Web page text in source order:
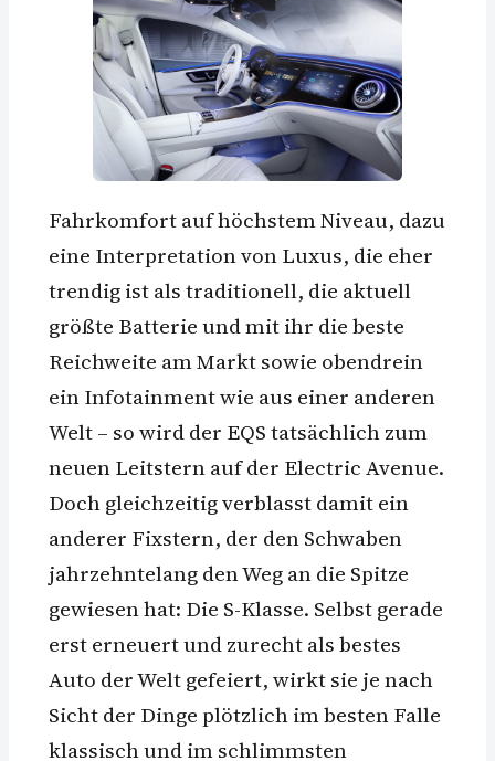
Fahrkomfort auf höchstem Niveau, dazu
eine Interpretation von Luxus, die eher
trendig ist als traditionell, die aktuell
größte Batterie und mit ihr die beste
Reichweite am Markt sowie obendrein
ein Infotainment wie aus einer anderen
Welt – so wird der EQS tatsächlich zum
neuen Leitstern auf der Electric Avenue.
Doch gleichzeitig verblasst damit ein
anderer Fixstern, der den Schwaben
jahrzehntelang den Weg an die Spitze
gewiesen hat: Die S-Klasse. Selbst gerade
erst erneuert und zurecht als bestes
Auto der Welt gefeiert, wirkt sie je nach
Sicht der Dinge plötzlich im besten Falle
klassisch und im schlimmsten